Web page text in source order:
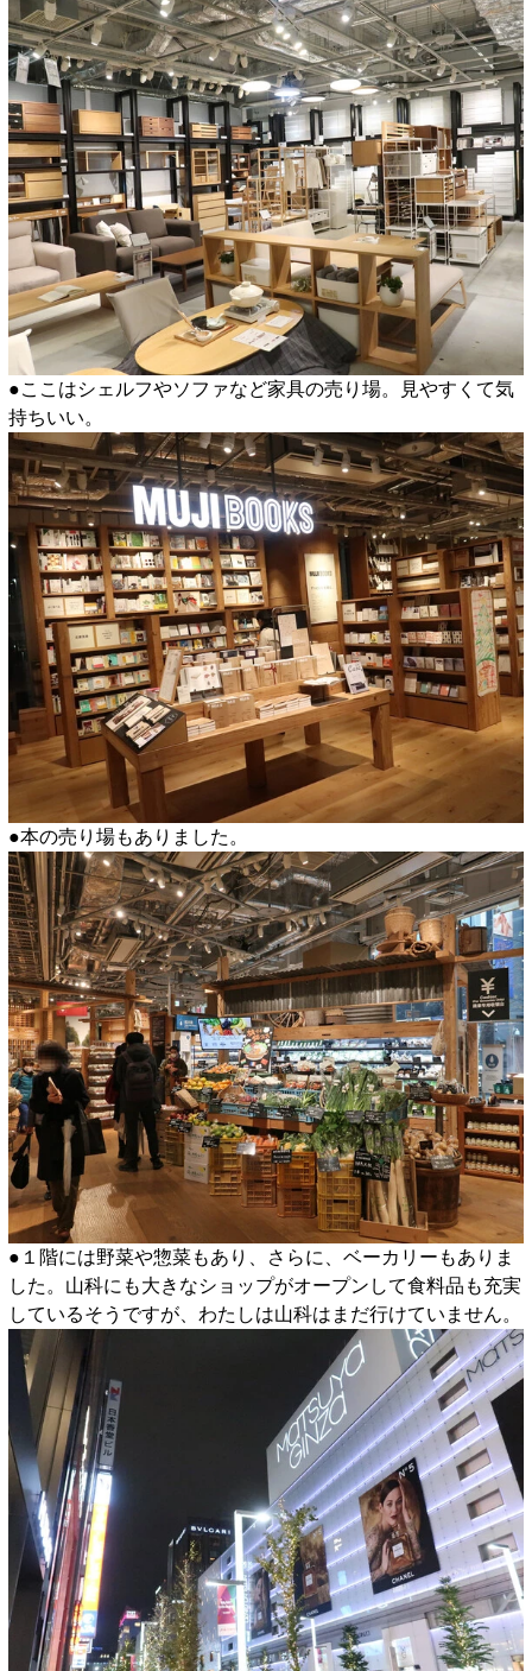
●ここはシェルフやソファなど家具の売り場。見やすくて気
持ちいい。
●本の売り場もありました。
●１階には野菜や惣菜もあり、さらに、ベーカリーもありま
した。山科にも大きなショップがオープンして食料品も充実
しているそうですが、わたしは山科はまだ行けていません。